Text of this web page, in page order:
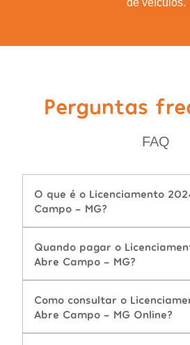
de veículos.
Perguntas
FAQ
O que é o Licenciamento
Campo - MG?
Quando pagar o
Abre Campo - MG?
Como consultar o
Abre Campo - MG Online?